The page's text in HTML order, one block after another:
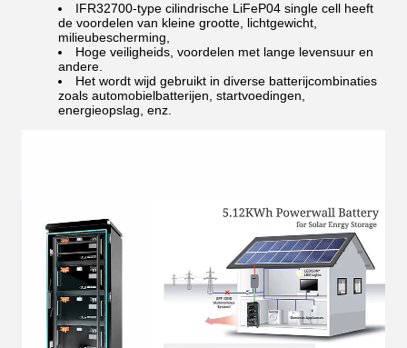
IFR32700-type cilindrische LiFeP04 single cell heeft
de voordelen van kleine grootte, lichtgewicht,
milieubescherming,
Hoge veiligheids, voordelen met lange levensuur en
andere.
Het wordt wijd gebruikt in diverse batterijcombinaties
zoals automobielbatterijen, startvoedingen,
energieopslag, enz.